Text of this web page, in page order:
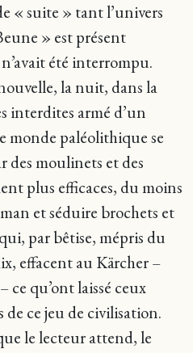
« suite » tant l’univers
» est présent
été interrompu.
la nuit, dans la
interdites armé d’un
monde paléolithique se
des moulinets et des
plus efficaces, du moins
et séduire brochets et
par bêtise, mépris du
effacent au Kärcher –
ce qu’ont laissé ceux
de ce jeu de civilisation.
le lecteur attend, le